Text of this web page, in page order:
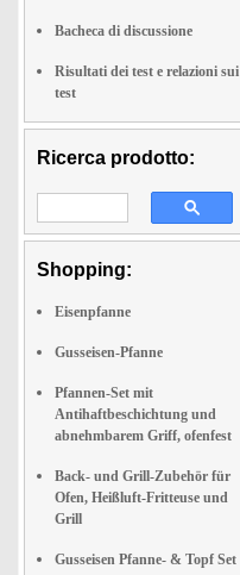
Bacheca di discussione
Risultati dei test e relazioni sui
test
Ricerca prodotto:
Shopping:
Eisenpfanne
Gusseisen-Pfanne
Pfannen-Set mit
Antihaftbeschichtung und
abnehmbarem Griff, ofenfest
Back- und Grill-Zubehör für
Ofen, Heißluft-Fritteuse und
Grill
Gusseisen Pfanne- & Topf Set